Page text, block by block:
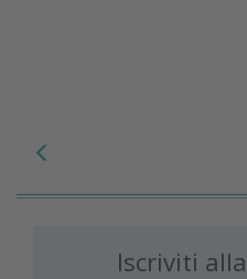
Iscriviti